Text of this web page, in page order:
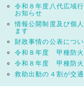
令和８年度八代広域
お知らせ
情報公開制度及び個
ます
財政事情の公表につ
令和８年度 甲種防火
令和８年度 甲種防火
救助出動の４割が交